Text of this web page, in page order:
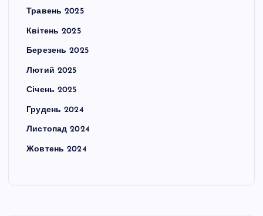
Травень 2025
Квітень 2025
Березень 2025
Лютий 2025
Січень 2025
Грудень 2024
Листопад 2024
Жовтень 2024